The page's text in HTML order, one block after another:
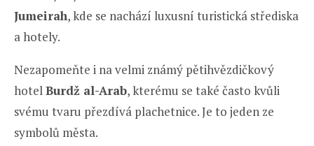
Jumeirah, kde se nachází luxusní turistická střediska
a hotely.
Nezapomeňte i na velmi známý pětihvězdičkový
hotelBurdž al-Arab, kterému se také často kvůli
svému tvaru přezdívá plachetnice. Je to jeden ze
symbolů města.